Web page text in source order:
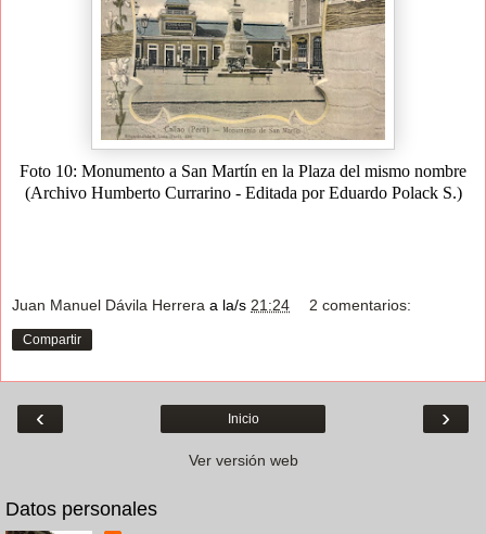
Foto 10: Monumento a San Martín en la Plaza del mismo nombre
(Archivo Humberto Currarino - Editada por Eduardo Polack S.)
Juan Manuel Dávila Herrera a la/s 21:24 2 comentarios:
Compartir
‹ ›
Inicio
Ver versión web
Datos personales